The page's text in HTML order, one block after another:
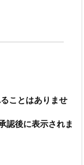
ことはありませ
認後に表示されま